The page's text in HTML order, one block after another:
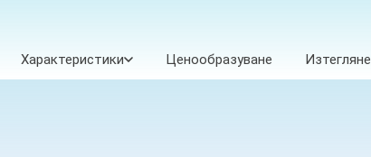
Характеристики Ценообразуване Изтегляне